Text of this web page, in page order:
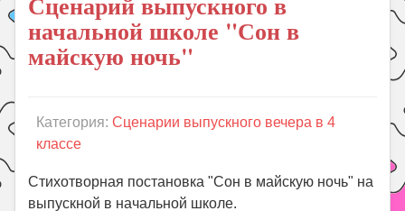
ГДЗ
Праздники
Летом!
Поиск
начальной школе "Сон в
майскую ночь"
Категория:Сценарии выпускного вечера в 4
классе
Стихотворная постановка "Сон в майскую ночь" на
выпускной в начальной школе.